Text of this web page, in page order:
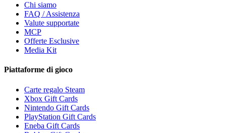
Chi siamo
FAQ / Assistenza
Valute supportate
MCP
Offerte Esclusive
Media Kit
Piattaforme di gioco
Carte regalo Steam
Xbox Gift Cards
Nintendo Gift Cards
PlayStation Gift Cards
Eneba Gift Cards